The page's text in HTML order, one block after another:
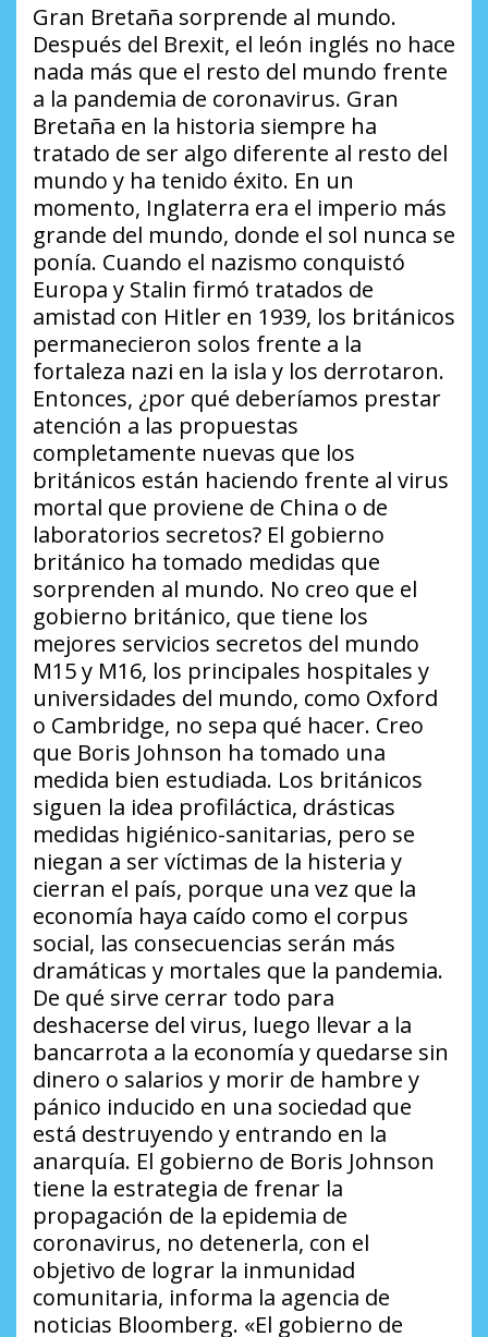
Gran Bretaña sorprende al mundo.
Después del Brexit, el león inglés no hace
nada más que el resto del mundo frente
a la pandemia de coronavirus. Gran
Bretaña en la historia siempre ha
tratado de ser algo diferente al resto del
mundo y ha tenido éxito. En un
momento, Inglaterra era el imperio más
grande del mundo, donde el sol nunca se
ponía. Cuando el nazismo conquistó
Europa y Stalin firmó tratados de
amistad con Hitler en 1939, los británicos
permanecieron solos frente a la
fortaleza nazi en la isla y los derrotaron.
Entonces, ¿por qué deberíamos prestar
atención a las propuestas
completamente nuevas que los
británicos están haciendo frente al virus
mortal que proviene de China o de
laboratorios secretos? El gobierno
británico ha tomado medidas que
sorprenden al mundo. No creo que el
gobierno británico, que tiene los
mejores servicios secretos del mundo
M15 y M16, los principales hospitales y
universidades del mundo, como Oxford
o Cambridge, no sepa qué hacer. Creo
que Boris Johnson ha tomado una
medida bien estudiada. Los británicos
siguen la idea profiláctica, drásticas
medidas higiénico-sanitarias, pero se
niegan a ser víctimas de la histeria y
cierran el país, porque una vez que la
economía haya caído como el corpus
social, las consecuencias serán más
dramáticas y mortales que la pandemia.
De qué sirve cerrar todo para
deshacerse del virus, luego llevar a la
bancarrota a la economía y quedarse sin
dinero o salarios y morir de hambre y
pánico inducido en una sociedad que
está destruyendo y entrando en la
anarquía. El gobierno de Boris Johnson
tiene la estrategia de frenar la
propagación de la epidemia de
coronavirus, no detenerla, con el
objetivo de lograr la inmunidad
comunitaria, informa la agencia de
noticias Bloomberg. «El gobierno de